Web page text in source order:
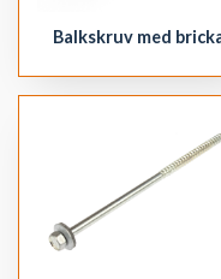
Balkskruv med